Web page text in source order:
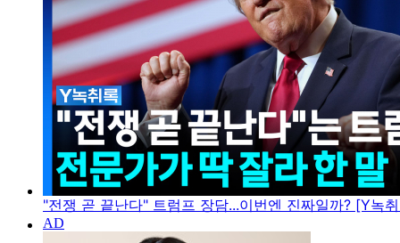
"전쟁 곧 끝난다" 트럼프 장담...이번엔 진짜일까? [Y녹